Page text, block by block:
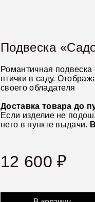
Подвеска
Романтичная
птички в саду.
своего обладателя
Доставка товара до
Если изделие не
него в пункте выдачи.
12 600 ₽